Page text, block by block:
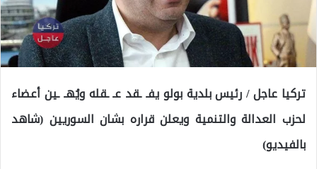
تركيا عاجل / رئيس بلدية بولو يفـ ـقد عـ ـقله ويُهـ ـين أعضاء
لحزب العدالة والتنمية ويعلن قراره بشان السوريين (شاهد
بالفيديو)